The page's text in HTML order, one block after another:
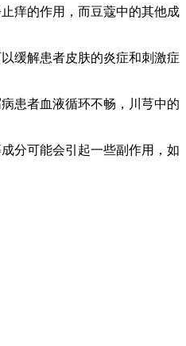
痒的作用，而豆蔻中的其他成
缓解患者皮肤的炎症和刺激症
患者血液循环不畅，川芎中的
分可能会引起一些副作用，如